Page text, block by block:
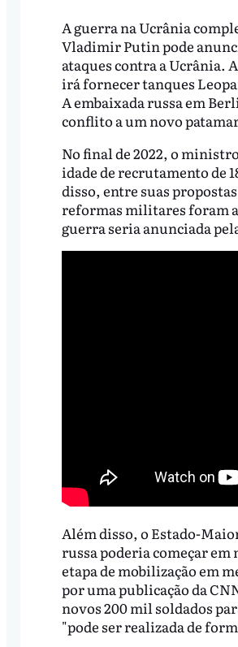
A guerra na Ucrânia
Vladimir Putin pode
ataques contra a Ucrânia.
irá fornecer tanques
A embaixada russa em
conflito a um novo
No final de 2022, o
idade de recrutamento de
disso, entre suas
reformas militares foram
guerra seria anunciada
Além disso, o Estado-
russa poderia começar em
etapa de mobilização em
por uma publicação da
novos 200 mil soldados
"pode ​​ser realizada de